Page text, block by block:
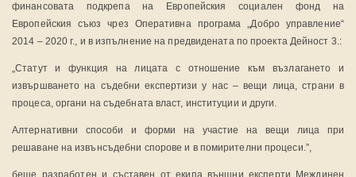
финансовата подкрепа на Европейския социален фонд на
Европейския съюз чрез Оперативна програма „Добро управление“
2014 – 2020 г., и в изпълнение на предвидената по проекта Дейност 3.:
„Статут и функция на лицата с отношение към възлагането и
извършването на съдебни експертизи у нас – вещи лица, страни в
процеса, органи на съдебната власт, институции и други.
Алтернативни способи и форми на участие на вещи лица при
решаване на извънсъдебни спорове и в помирителни процеси.”,
беше разработен и съставен от екипа външни експерти Междинен